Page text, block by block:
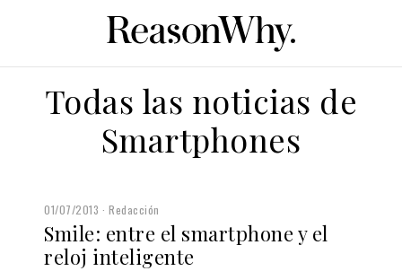
Todas las noticias de
Smartphones
01/07/2013 Redacción
Smile: entre el smartphone y el
reloj inteligente